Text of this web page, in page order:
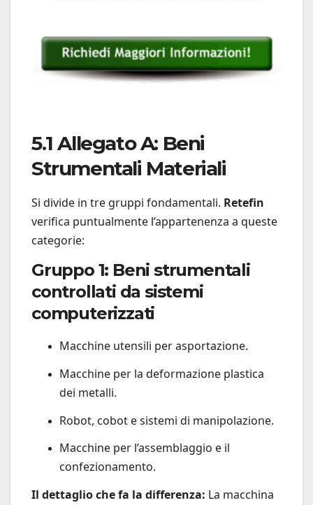
5.1 Allegato A: Beni
Strumentali Materiali
Si divide in tre gruppi fondamentali. Retefin
verifica puntualmente l’appartenenza a queste
categorie:
Gruppo 1: Beni strumentali
controllati da sistemi
computerizzati
Macchine utensili per asportazione.
Macchine per la deformazione plastica
dei metalli.
Robot, cobot e sistemi di manipolazione.
Macchine per l’assemblaggio e il
confezionamento.
Il dettaglio che fa la differenza: La macchina